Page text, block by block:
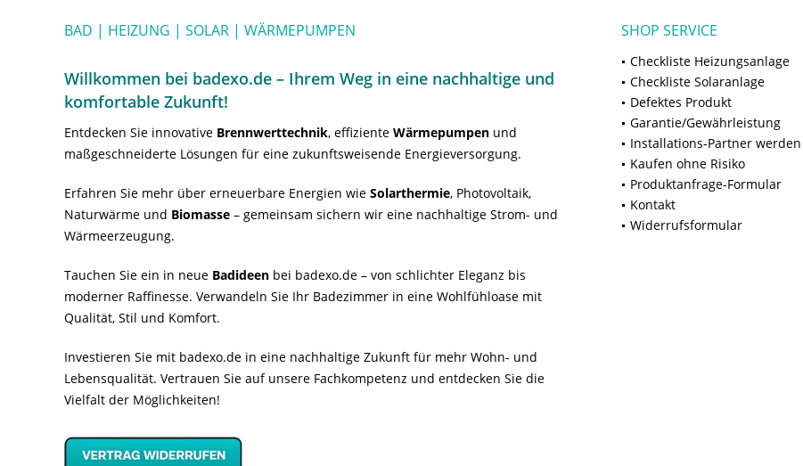
BAD | HEIZUNG | SOLAR | WÄRMEPUMPEN
Willkommen bei badexo.de – Ihrem Weg in eine nachhaltige und
komfortable Zukunft!
Entdecken Sie innovative Brennwerttechnik, effiziente Wärmepumpen und
maßgeschneiderte Lösungen für eine zukunftsweisende Energieversorgung.
Erfahren Sie mehr über erneuerbare Energien wie Solarthermie, Photovoltaik,
Naturwärme und Biomasse – gemeinsam sichern wir eine nachhaltige Strom- und
Wärmeerzeugung.
Tauchen Sie ein in neue Badideen bei badexo.de – von schlichter Eleganz bis
moderner Raffinesse. Verwandeln Sie Ihr Badezimmer in eine Wohlfühloase mit
Qualität, Stil und Komfort.
Investieren Sie mit badexo.de in eine nachhaltige Zukunft für mehr Wohn- und
Lebensqualität. Vertrauen Sie auf unsere Fachkompetenz und entdecken Sie die
Vielfalt der Möglichkeiten!
SHOP SERVICE
Checkliste Heizungsanlage
Checkliste Solaranlage
Defektes Produkt
Garantie/Gewährleistung
Installations-Partner werden
Kaufen ohne Risiko
Produktanfrage-Formular
Kontakt
Widerrufsformular